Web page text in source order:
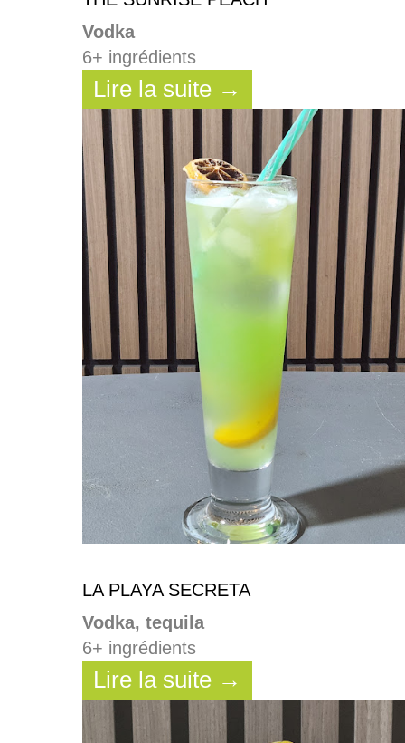
Vodka
6+ ingrédients
Lire la suite →
LA PLAYA SECRETA
Vodka, tequila
6+ ingrédients
Lire la suite →